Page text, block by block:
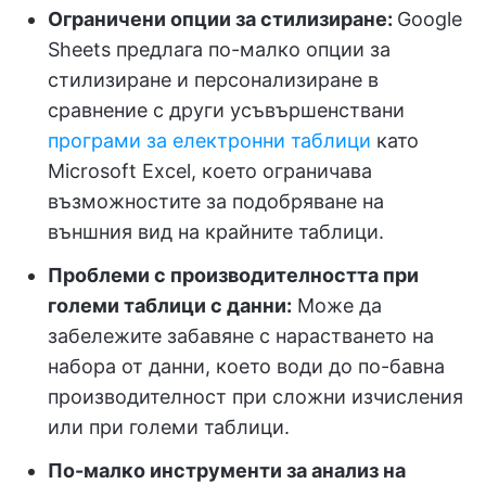
Ограничени опции за стилизиране: Google
Sheets предлага по-малко опции за
стилизиране и персонализиране в
сравнение с други усъвършенствани
програми за електронни таблици като
Microsoft Excel, което ограничава
възможностите за подобряване на
външния вид на крайните таблици.
Проблеми с производителността при
големи таблици с данни: Може да
забележите забавяне с нарастването на
набора от данни, което води до по-бавна
производителност при сложни изчисления
или при големи таблици.
По-малко инструменти за анализ на